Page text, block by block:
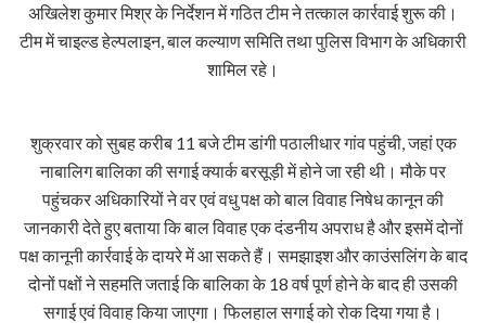
अखिलेश कुमार मिश्र के निर्देशन में गठित टीम ने तत्काल कार्रवाई शुरू की।
टीम में चाइल्ड हेल्पलाइन, बाल कल्याण समिति तथा पुलिस विभाग के अधिकारी
शामिल रहे।
शुक्रवार को सुबह करीब 11 बजे टीम डांगी पठालीधार गांव पहुंची, जहां एक
नाबालिग बालिका की सगाई क्यार्क बरसूड़ी में होने जा रही थी। मौके पर
पहुंचकर अधिकारियों ने वर एवं वधु पक्ष को बाल विवाह निषेध कानून की
जानकारी देते हुए बताया कि बाल विवाह एक दंडनीय अपराध है और इसमें दोनों
पक्ष कानूनी कार्रवाई के दायरे में आ सकते हैं। समझाइश और काउंसलिंग के बाद
दोनों पक्षों ने सहमति जताई कि बालिका के 18 वर्ष पूर्ण होने के बाद ही उसकी
सगाई एवं विवाह किया जाएगा। फिलहाल सगाई को रोक दिया गया है।